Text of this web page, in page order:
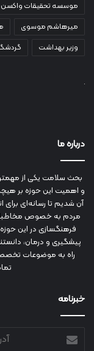
موسسه تحقیقات واکسن
میرهاشم موسوی
وزیر بهداشت
درباره ما
بحث سلامت یکی از
و اهمیت این حوزه بر
آن شدیم تا رسانه‌ای
مردم به خصوص مخاطبان
فرهنگسازی در این
پیشگیری و درمان،
راه به موضوعات
خبرنامه
آدرس
ایمیل